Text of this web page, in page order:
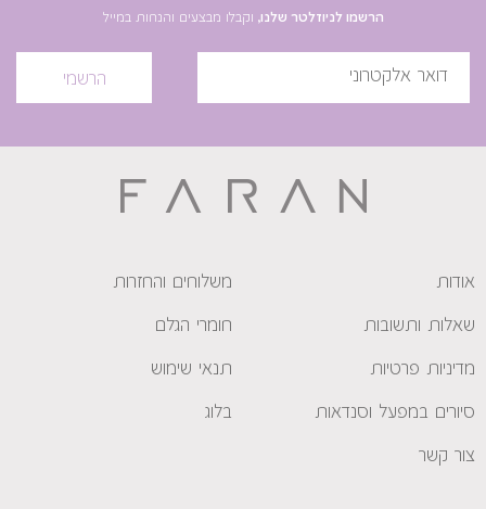
הרשמו לניוזלטר שלנו, וקבלו מבצעים והנחות במייל
הרשמי
אודות משלוחים והחזרות
שאלות ותשובות חומרי הגלם
מדיניות פרטיות תנאי שימוש
סיורים במפעל וסנדאות בלוג
צור קשר